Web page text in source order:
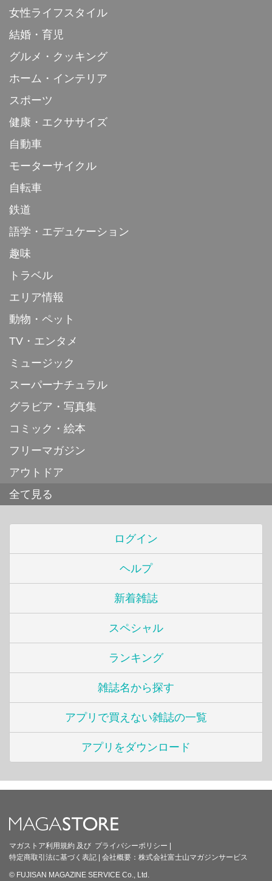
女性ライフスタイル
結婚・育児
グルメ・クッキング
ホーム・インテリア
スポーツ
健康・エクササイズ
自動車
モーターサイクル
自転車
鉄道
語学・エデュケーション
趣味
トラベル
エリア情報
動物・ペット
TV・エンタメ
ミュージック
スーパーナチュラル
グラビア・写真集
コミック・絵本
フリーマガジン
アウトドア
全て見る
ログイン
ヘルプ
新着雑誌
スペシャル
ランキング
雑誌名から探す
アプリで買えない雑誌の一覧
アプリをダウンロード
マガストア利用規約 及び プライバシーポリシー
特定商取引法に基づく表記
会社概要： 株式会社富士山マガジンサービス
© FUJISAN MAGAZINE SERVICE Co., Ltd.